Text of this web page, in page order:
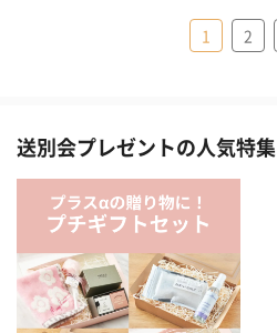
1 2
送別会プレゼントの人気特集